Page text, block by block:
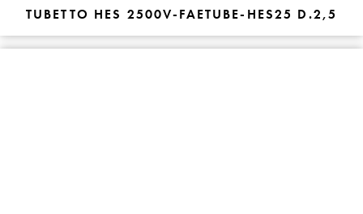
TUBETTO HES 2500V-FAETUBE-HES25 D.2,5